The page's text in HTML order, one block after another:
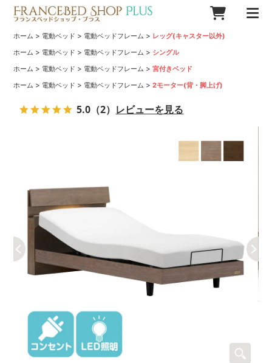
ホーム > 電動ベッド > 電動ベッドフレーム > レッグ(キャスター以外)
ホーム > 電動ベッド > 電動ベッドフレーム > シングル
ホーム > 電動ベッド > 電動ベッドフレーム >宮付きベッド
ホーム > 電動ベッド > 電動ベッドフレーム >2モーター(背・脚上げ)
5.0 （2） レビューを見る